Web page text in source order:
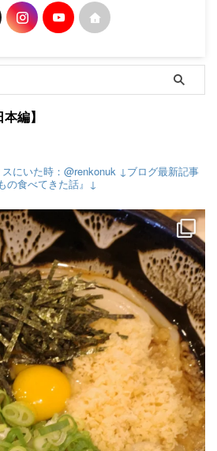
編】
にいた時：@renkonuk ↓ブログ最新記事
の食べてきた話』↓